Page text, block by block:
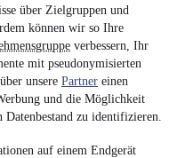
über Zielgruppen und
können wir so Ihre
verbessern, Ihr
mit pseudonymisierten
unsere Partner einen
und die Möglichkeit
zu identifizieren.
auf einem Endgerät